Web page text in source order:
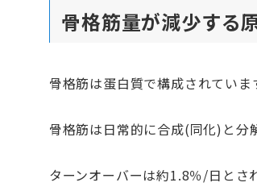
骨格筋量が減少する
骨格筋は蛋白質で構成されていま
骨格筋は日常的に合成(同化)と分
ターンオーバーは約1.8％/日とさ